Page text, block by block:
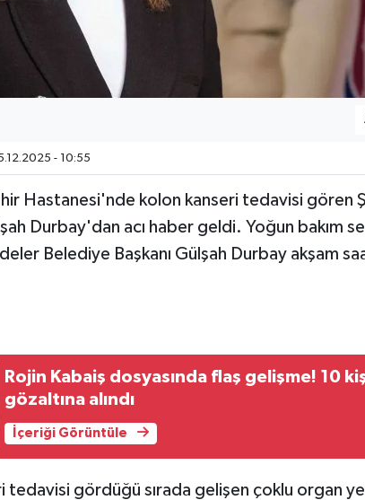
- 10:55
Hastanesi'nde kolon kanseri tedavisi gören
Durbay'dan acı haber geldi. Yoğun bakım
Belediye Başkanı Gülşah Durbay akşam
Rojin Kabaiş dosyasında flaş gelişme! 10
gözaltına alındı
İçeriği Görüntüle
tedavisi gördüğü sırada gelişen çoklu organ